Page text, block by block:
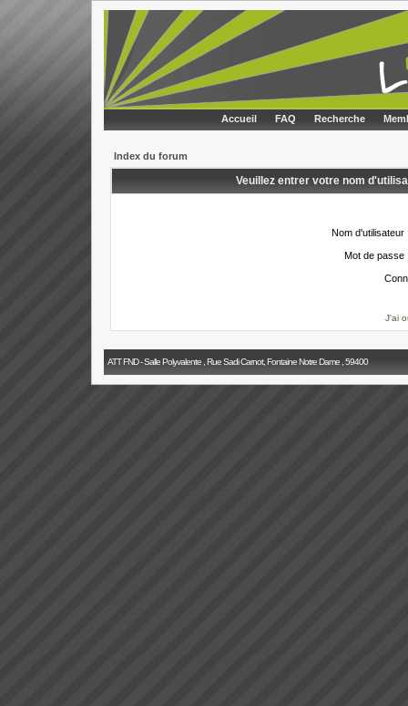
Accueil FAQ Recherche
Index du forum
Veuillez entrer votre nom
Nom d'utilisateur
Mot de passe
J'ai
ATT FND - Salle Polyvalente , Rue Sadi Carnot, Fontaine Notre Dame , 59400